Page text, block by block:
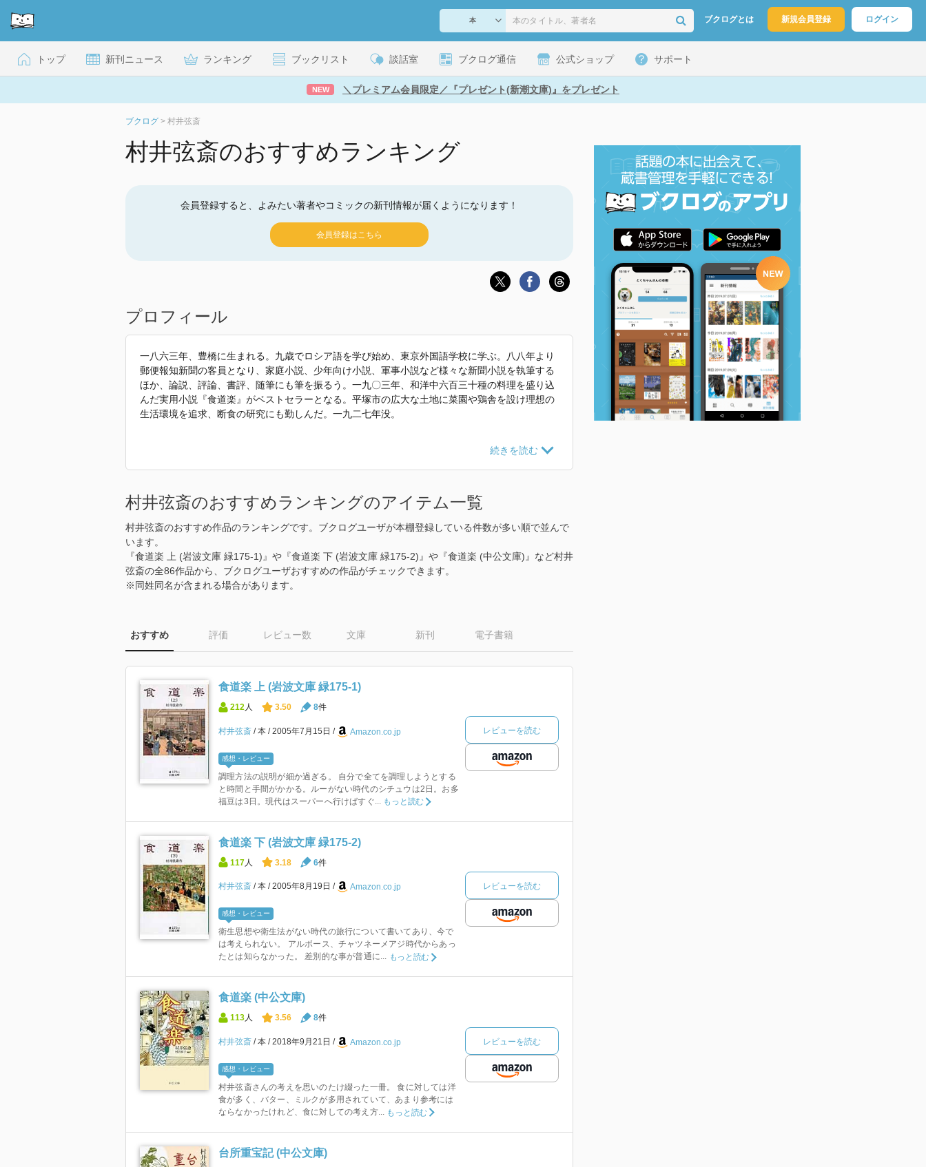
ブクログとは 新規会員登録 ログイン
トップ 新刊ニュース ランキング ブックリスト 談話室 ブクログ通信 公式ショップ サポート
NEW ＼プレミアム会員限定／『プレゼント(新潮文庫)』をプレゼント
ブクログ > 村井弦斎
村井弦斎のおすすめランキング
会員登録すると、よみたい著者やコミックの新刊情報が届くようになります！
会員登録はこちら
プロフィール
一八六三年、豊橋に生まれる。九歳でロシア語を学び始め、東京外国語学校に学ぶ。八八年より
郵便報知新聞の客員となり、家庭小説、少年向け小説、軍事小説など様々な新聞小説を執筆する
ほか、論説、評論、書評、随筆にも筆を振るう。一九〇三年、和洋中六百三十種の料理を盛り込
んだ実用小説『食道楽』がベストセラーとなる。平塚市の広大な土地に菜園や鶏舎を設け理想の
生活環境を追求、断食の研究にも勤しんだ。一九二七年没。
村井弦斎のおすすめランキングのアイテム一覧
村井弦斎のおすすめ作品のランキングです。ブクログユーザが本棚登録している件数が多い順で並んで
います。
『食道楽 上 (岩波文庫 緑175-1)』や『食道楽 下 (岩波文庫 緑175-2)』や『食道楽 (中公文庫)』など村井
弦斎の全86作品から、ブクログユーザおすすめの作品がチェックできます。
※同姓同名が含まれる場合があります。
おすすめ 評価 レビュー数 文庫 新刊 電子書籍
食道楽 上 (岩波文庫 緑175-1)
212人 3.50 8件
村井弦斎 本 2005年7月15日 Amazon.co.jp
感想・レビュー
調理方法の説明が細か過ぎる。 自分で全てを調理しようとする
と時間と手間がかかる。ルーがない時代のシチュウは2日。お多
福豆は3日。現代はスーパーへ行けばすぐ...
もっと読む
レビューを読む
食道楽 下 (岩波文庫 緑175-2)
117 人 3.18 6件
村井弦斎 本 2005年8月19日 Amazon.co.jp
感想・レビュー
衛生思想や衛生法がない時代の旅行について書いてあり、今で
は考えられない。 アルボース、チャツネーメアジ時代からあっ
たとは知らなかった。 差別的な事が普通に... もっと読む
レビューを読む
食道楽 (中公文庫)
113人 3.56 8件
村井弦斎 本 2018年9月21日 Amazon.co.jp
感想・レビュー
村井弦斎さんの考えを思いのたけ綴った一冊。 食に対しては洋
食が多く、バター、ミルクが多用されていて、あまり参考には
ならなかったけれど、食に対しての考え方... もっと読む
レビューを読む
台所重宝記 (中公文庫)